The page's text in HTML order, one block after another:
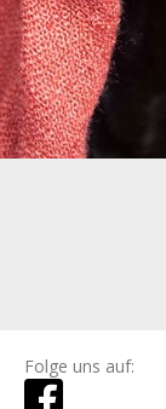
Folge uns auf: